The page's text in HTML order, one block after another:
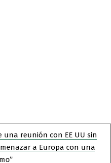
una reunión con EE UU sin
a Europa con una